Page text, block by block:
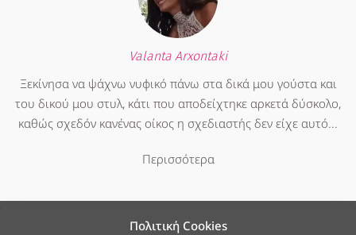
Πολιτική Cookies
Valanta Arxontaki
Ξεκίνησα να ψάχνω νυφικό πάνω στα δικά μου γούστα και
του δικού μου στυλ, κάτι που αποδείχτηκε αρκετά δύσκολο,
καθώς σχεδόν κανένας οίκος η σχεδιαστής δεν είχε αυτό...
Περισσότερα